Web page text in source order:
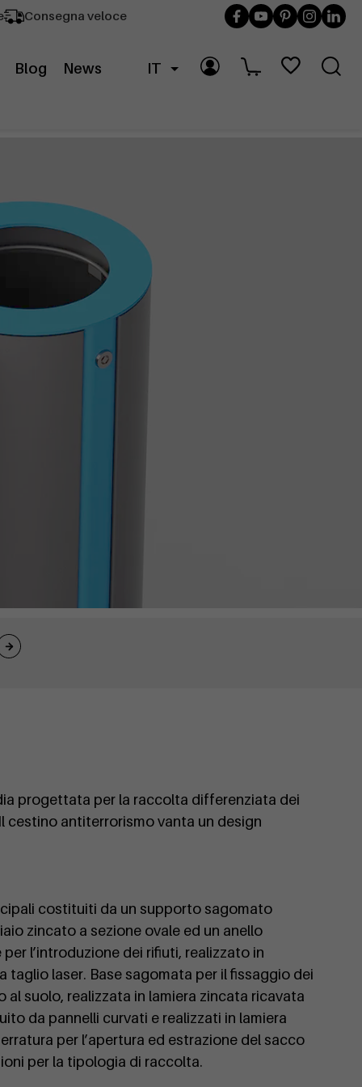
Consegna veloce
Blog News IT
progettata per la raccolta differenziata dei
cestino antiterrorismo vanta un design
costituiti da un supporto sagomato
zincato a sezione ovale ed un anello
l’introduzione dei rifiuti, realizzato in
taglio laser. Base sagomata per il fissaggio dei
suolo, realizzata in lamiera zincata ricavata
da pannelli curvati e realizzati in lamiera
per l’apertura ed estrazione del sacco
per la tipologia di raccolta.